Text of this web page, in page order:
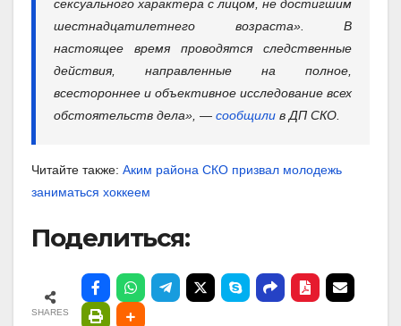
сексуального характера с лицом, не достигшим
шестнадцатилетнего возраста». В
настоящее время проводятся следственные
действия, направленные на полное,
всестороннее и объективное исследование всех
обстоятельств дела», — сообщили в ДП СКО.
Читайте также: Аким района СКО призвал молодежь
заниматься хоккеем
Поделиться:
SHARES